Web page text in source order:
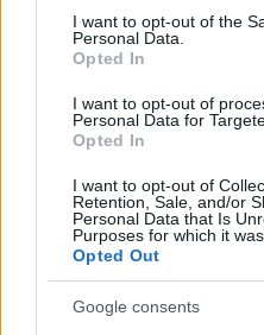
consent section.
I want to opt-out of the
Personal Data.
Opted In
I want to opt-out of
Personal Data for
Opted In
I want to opt-out of
Retention, Sale, and/or
Personal Data that Is
Purposes for which it
Opted Out
Google consents
Όροι Χρήσης. Το site
Πολιτική Απορρήτου